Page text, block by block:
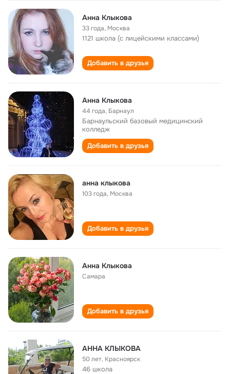
Анна Клыкова
33 года, Москва
1121 школа (с лицейскими классами)
Добавить в друзья
Анна Клыкова
44 года, Барнаул
Барнаульский базовый медицинский
колледж
Добавить в друзья
анна клыкова
103 года, Москва
Добавить в друзья
Анна Клыкова
Самара
Добавить в друзья
АННА КЛЫКОВА
50 лет, Красноярск
46 школа